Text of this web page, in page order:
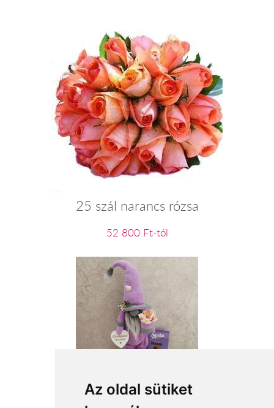
Az oldal sütiket
25 szál narancs rózsa
52 800 Ft-tól
Édesanyámnak szeretettel